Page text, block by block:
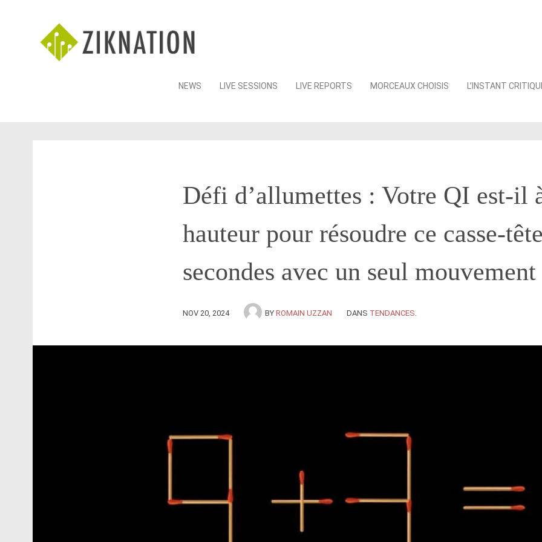
Skip
NEWS LIVE SESSIONS LIVE REPORTS MORCEAUX CHOISIS L’INSTANT
Défi d’allumettes : Votre QI est-il
hauteur pour résoudre ce casse-
secondes avec un seul mouvement
NOV 20, 2024 BY ROMAIN UZZAN DANS TENDANCES